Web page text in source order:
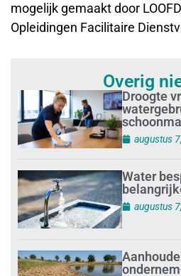
mogelijk gemaakt door
Opleidingen Facilitaire
Overig
Droogte
augustus
Water
augustus